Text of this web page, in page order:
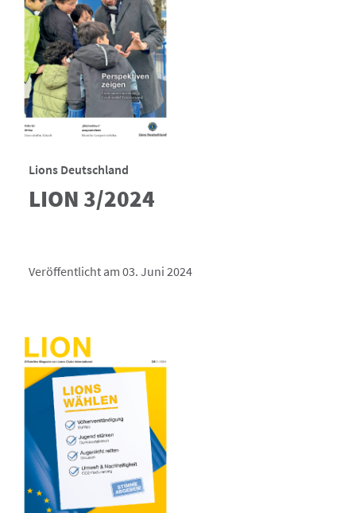
Lions Deutschland
LION 3/2024
Veröffentlicht am 03. Juni 2024